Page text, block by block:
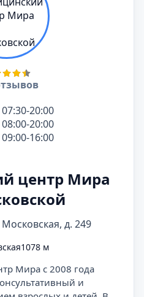
07:30-20:00
08:00-20:00
09:00-16:00
центр Мира
Московская, д. 249
1078 м
Мира с 2008 года
и